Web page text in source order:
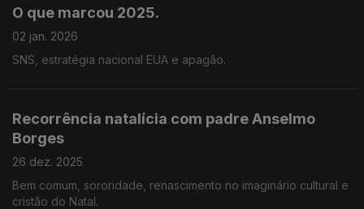
O que marcou 2025.
02 jan. 2026
SNS, estratégia nacional EUA e apagão.
Recorrência natalícia com padre Anselmo
Borges
26 dez. 2025
Bem comum, sororidade, renascimento no imaginário cultural e
cristão do Natal.